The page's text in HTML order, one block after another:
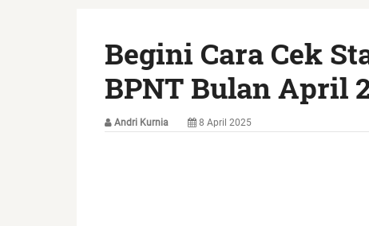
Begini Cara Cek
BPNT Bulan April
Andri Kurnia 8 April 2025